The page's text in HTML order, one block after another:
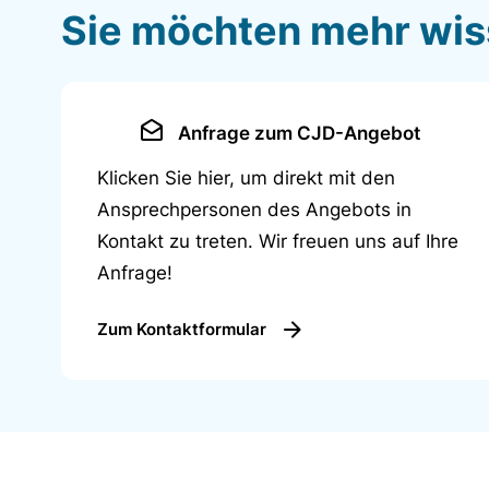
Sie möchten mehr
Anfrage zum CJD-Angebot
Klicken Sie hier, um direkt mit den
Ansprechpersonen des Angebots in
Kontakt zu treten. Wir freuen uns auf Ihre
Anfrage!
Zum Kontaktformular